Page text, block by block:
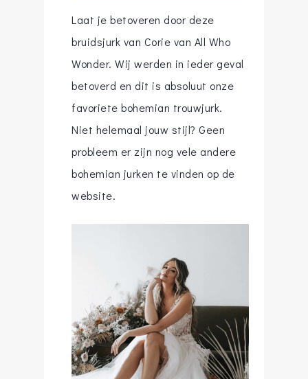
Laat je betoveren door deze
bruidsjurk van Corie van All Who
Wonder. Wij werden in ieder geval
betoverd en dit is absoluut onze
favoriete bohemian trouwjurk.
Niet helemaal jouw stijl? Geen
probleem er zijn nog vele andere
bohemian jurken te vinden op de
website.